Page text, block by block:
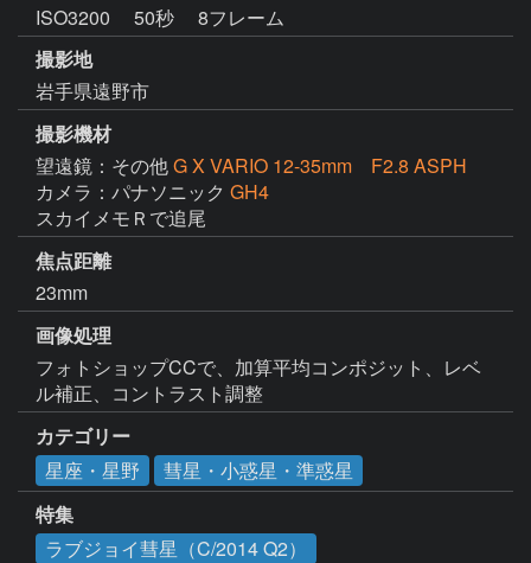
ISO3200 50秒 8フレーム
撮影地
岩手県遠野市
撮影機材
望遠鏡：その他G X VARIO 12-35mm F2.8 ASPH
カメラ：パナソニック GH4
スカイメモＲで追尾
焦点距離
23mm
画像処理
フォトショップCCで、加算平均コンポジット、レベ
ル補正、コントラスト調整
カテゴリー
星座・星野
彗星・小惑星・準惑星
特集
ラブジョイ彗星（C/2014 Q2）